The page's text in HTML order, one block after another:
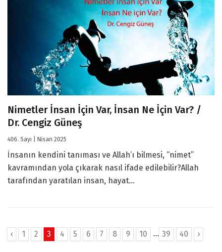
Nimetler İnsan İçin Var, İnsan Ne İçin Var? /
Dr. Cengiz Güneş
406. Sayı | Nisan 2025
İnsanın kendini tanıması ve Allah’ı bilmesi, “nimet”
kavramından yola çıkarak nasıl ifade edilebilir?Allah
tarafından yaratılan insan, hayat...
‹ 1 2 3 4 5 6 7 8 9 10 ... 39 40 ›